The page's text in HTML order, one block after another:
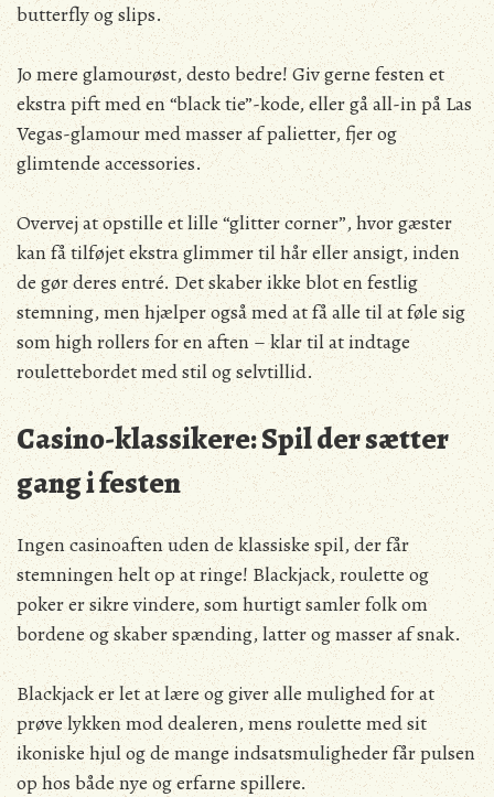
butterfly og slips.
Jo mere glamourøst, desto bedre! Giv gerne festen et
ekstra pift med en “black tie”-kode, eller gå all-in på Las
Vegas-glamour med masser af palietter, fjer og
glimtende accessories.
Overvej at opstille et lille “glitter corner”, hvor gæster
kan få tilføjet ekstra glimmer til hår eller ansigt, inden
de gør deres entré. Det skaber ikke blot en festlig
stemning, men hjælper også med at få alle til at føle sig
som high rollers for en aften – klar til at indtage
roulettebordet med stil og selvtillid.
Casino-klassikere: Spil der sætter
gang i festen
Ingen casinoaften uden de klassiske spil, der får
stemningen helt op at ringe! Blackjack, roulette og
poker er sikre vindere, som hurtigt samler folk om
bordene og skaber spænding, latter og masser af snak.
Blackjack er let at lære og giver alle mulighed for at
prøve lykken mod dealeren, mens roulette med sit
ikoniske hjul og de mange indsatsmuligheder får pulsen
op hos både nye og erfarne spillere.